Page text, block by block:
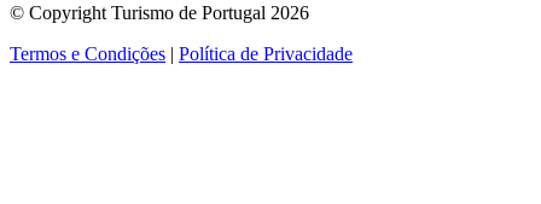
© Copyright Turismo de Portugal 2026
Termos e Condições | Política de Privacidade